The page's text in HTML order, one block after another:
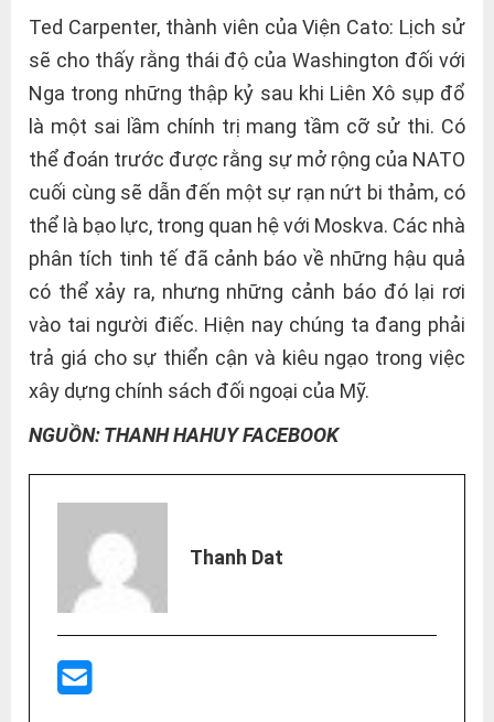
Ted Carpenter, thành viên của Viện Cato: Lịch sử
sẽ cho thấy rằng thái độ của Washington đối với
Nga trong những thập kỷ sau khi Liên Xô sụp đổ
là một sai lầm chính trị mang tầm cỡ sử thi. Có
thể đoán trước được rằng sự mở rộng của NATO
cuối cùng sẽ dẫn đến một sự rạn nứt bi thảm, có
thể là bạo lực, trong quan hệ với Moskva. Các nhà
phân tích tinh tế đã cảnh báo về những hậu quả
có thể xảy ra, nhưng những cảnh báo đó lại rơi
vào tai người điếc. Hiện nay chúng ta đang phải
trả giá cho sự thiển cận và kiêu ngạo trong việc
xây dựng chính sách đối ngoại của Mỹ.
NGUỒN: THANH HAHUY FACEBOOK
Thanh Dat